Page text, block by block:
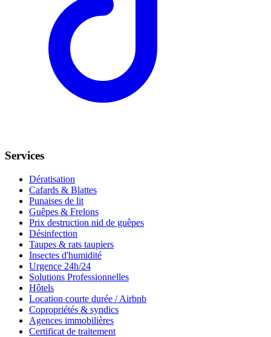
Services
Dératisation
Cafards & Blattes
Punaises de lit
Guêpes & Frelons
Prix destruction nid de guêpes
Désinfection
Taupes & rats taupiers
Insectes d'humidité
Urgence 24h/24
Solutions Professionnelles
Hôtels
Location courte durée / Airbnb
Copropriétés & syndics
Agences immobilières
Certificat de traitement